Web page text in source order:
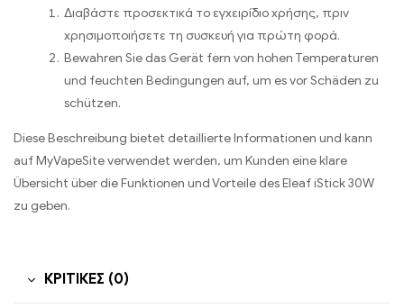
Διαβάστε προσεκτικά το εγχειρίδιο χρήσης, πριν
χρησιμοποιήσετε τη συσκευή για πρώτη φορά.
Bewahren Sie das Gerät fern von hohen Temperaturen
und feuchten Bedingungen auf, um es vor Schäden zu
schützen.
Diese Beschreibung bietet detaillierte Informationen und kann
auf MyVapeSite verwendet werden, um Kunden eine klare
Übersicht über die Funktionen und Vorteile des Eleaf iStick 30W
zu geben.
ΚΡΙΤΙΚΈΣ (0)